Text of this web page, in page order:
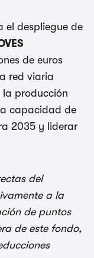
el despliegue de
de euros
red viaria
producción
capacidad de
2035 y liderar
del
a la
de puntos
de este fondo,